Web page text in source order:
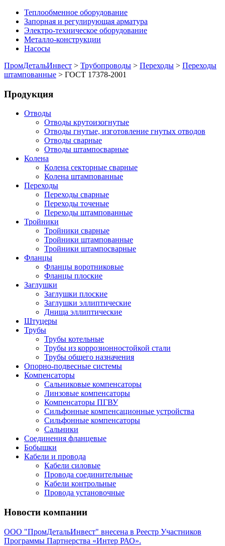
Теплообменное оборудование
Запорная и регулирующая арматура
Электро-техническое оборудование
Металло-конструкции
Насосы
ПромДетальИнвест > Трубопроводы > Переходы > Переходы
штампованные > ГОСТ 17378-2001
Продукция
Отводы
Отводы крутоизогнутые
Отводы гнутые, изготовление гнутых отводов
Отводы сварные
Отводы штампосварные
Колена
Колена секторные сварные
Колена штампованные
Переходы
Переходы сварные
Переходы точеные
Переходы штампованные
Тройники
Тройники сварные
Тройники штампованные
Тройники штампосварные
Фланцы
Фланцы воротниковые
Фланцы плоские
Заглушки
Заглушки плоские
Заглушки эллиптические
Днища эллиптические
Штуцеры
Трубы
Трубы котельные
Трубы из коррозионностойкой стали
Трубы общего назначения
Опорно-подвесные системы
Компенсаторы
Сальниковые компенсаторы
Линзовые компенсаторы
Компенсаторы ПГВУ
Сильфонные компенсационные устройства
Сильфонные компенсаторы
Сальники
Соединения фланцевые
Бобышки
Кабели и провода
Кабели силовые
Провода соединительные
Кабели контрольные
Провода установочные
Новости компании
ООО "ПромДетальИнвест" внесена в Реестр Участников
Программы Партнерства «Интер РАО».